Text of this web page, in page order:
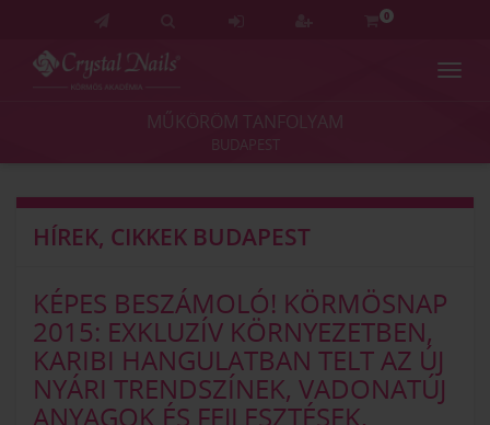
0
Akadémia
Vizsgaközpont
MŰKÖRÖM TANFOLYAM
BUDAPEST
HÍREK, CIKKEK BUDAPEST
KÉPES BESZÁMOLÓ! KÖRMÖSNAP
2015: EXKLUZÍV KÖRNYEZETBEN,
KARIBI HANGULATBAN TELT AZ ÚJ
NYÁRI TRENDSZÍNEK, VADONATÚJ
ANYAGOK ÉS FEJLESZTÉSEK,